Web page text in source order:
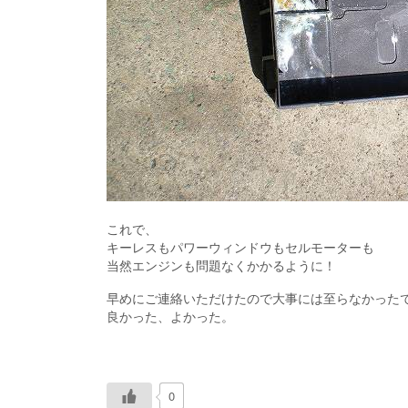
これで、
キーレスもパワーウィンドウもセルモーターも
当然エンジンも問題なくかかるように！
早めにご連絡いただけたので大事には至らなかった
良かった、よかった。
0